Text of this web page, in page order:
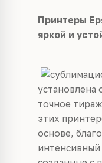
Принтеры
яркой и
установлена
точное
этих
основе,